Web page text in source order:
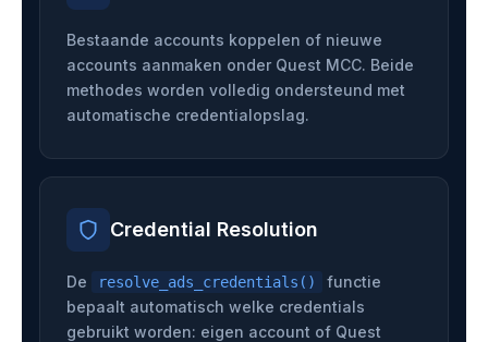
Bestaande accounts koppelen of nieuwe
accounts aanmaken onder Quest MCC. Beide
methodes worden volledig ondersteund met
automatische credentialopslag.
Credential Resolution
De resolve_ads_credentials()
functie
bepaalt automatisch welke credentials
gebruikt worden: eigen account of Quest